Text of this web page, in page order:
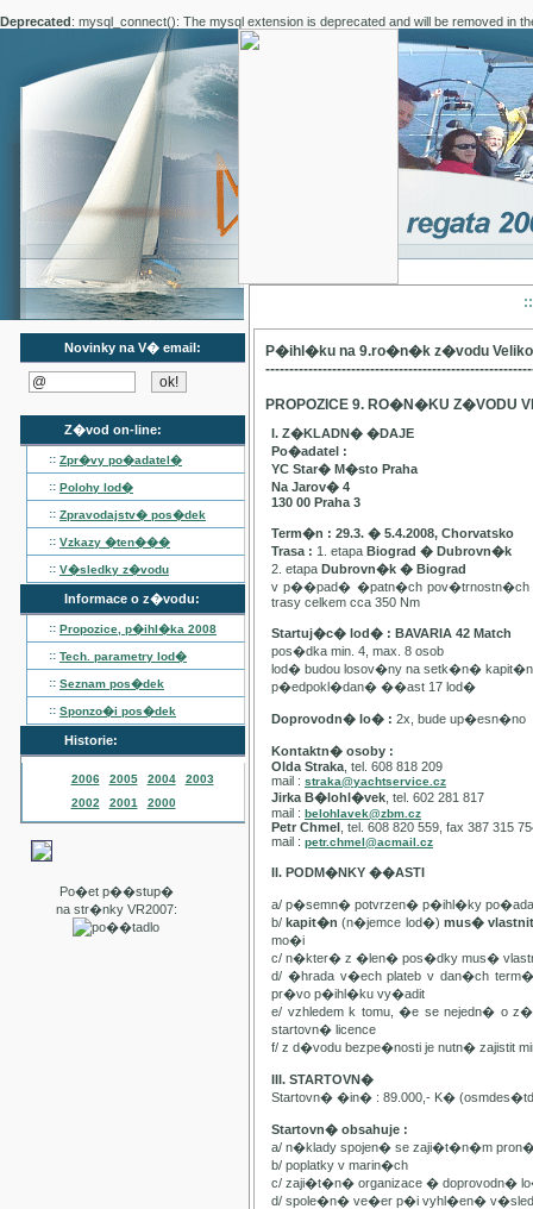
Deprecated: mysql_connect(): The mysql extension is deprecated and will be removed in
Novinky na V� email:
Z�vod on-line:
:: Zpr�vy po�adatel�
:: Polohy lod�
:: Zpravodajstv� pos�dek
:: Vzkazy �ten���
:: V�sledky z�vodu
Informace o z�vodu:
:: Propozice, p�ihl�ka 2008
:: Tech. parametry lod�
:: Seznam pos�dek
:: Sponzo�i pos�dek
Historie:
2006 2005 2004
2003
2002
2001 2000
Po�et p��stup�
na str�nky VR2007:
P�ihl�ku na 9.ro�n�k z�vodu
PROPOZICE 9. RO�N�KU Z�VODU
I. Z�KLADN� �DAJE
Po�adatel :
YC Star� M�sto Praha
Na Jarov� 4
130 00 Praha 3
Term�n : 29.3. � 5.4.2008, Chorvatsko
Trasa : 1. etapa Biograd � Dubrovn�k
2. etapa Dubrovn�k � Biograd
v p��pad� �patn�ch pov�trnostn�ch
trasy celkem cca 350 Nm
Startuj�c� lod� : BAVARIA 42 Match
pos�dka min. 4, max. 8 osob
lod� budou losov�ny na setk�n�
p�edpokl�dan� ��ast 17 lod�
Doprovodn� lo� : 2x, bude up�esn�no
Kontaktn� osoby :
Olda Straka , tel. 608 818 209
mail : straka@yachtservice.cz
Jirka B�lohl�vek , tel. 602 281 817
mail : belohlavek@zbm.cz
Petr Chmel , tel. 608 820 559, fax 387 315
mail : petr.chmel@acmail.cz
II. PODM�NKY ��ASTI
a/ p�semn� potvrzen� p�ihl�ky
b/kapit�n(n�jemce lod�) mus�
mo�i
c/ n�kter� z �len� pos�dky mus�
d/ �hrada v�ech plateb v dan�ch
pr�vo p�ihl�ku vy�adit
e/ vzhledem k tomu, �e se nejedn� o
startovn� licence
f/ z d�vodu bezpe�nosti je nutn� zajistit
III. STARTOVN�
Startovn� �in� : 89.000,- K�
Startovn� obsahuje :
a/ n�klady spojen� se zaji�t�n�m
b/ poplatky v marin�ch
c/ zaji�t�n� organizace � doprovodn�
d/ spole�n� ve�er p�i vyhl�en�